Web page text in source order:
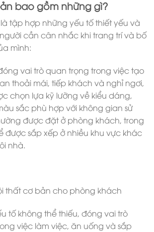
bao gồm những gì?
tập hợp những yếu tố thiết yếu và
cần cân nhắc khi trang trí và bố
mình:
vai trò quan trọng trong việc tạo
thoải mái, tiếp khách và nghỉ ngơi,
chọn lựa kỹ lưỡng về kiểu dáng,
sắc phù hợp với không gian sử
được đặt ở phòng khách, trong
được sắp xếp ở nhiều khu vực khác
nhà.
thất cơ bản cho phòng khách
tố không thể thiếu, đóng vai trò
việc làm việc, ăn uống và sắp